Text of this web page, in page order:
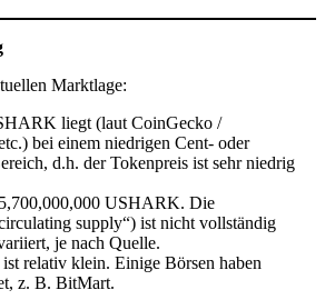
Marktlage:
liegt (laut CoinGecko /
bei einem niedrigen Cent- oder
d.h. der Tokenpreis ist sehr niedrig
USHARK. Die
supply“) ist nicht vollständig
je nach Quelle.
relativ klein. Einige Börsen haben
z. B. BitMart.